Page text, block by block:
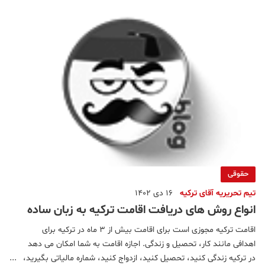
حقوقی
تیم تحریریه آقای ترکیه 16 دی 1402
انواع روش های دریافت اقامت ترکیه به زبان ساده
اقامت ترکیه مجوزی است برای اقامت بیش از ۳ ماه در ترکیه برای
اهدافی مانند کار، تحصیل و زندگی. اجازه اقامت به شما امکان می دهد
در ترکیه زندگی کنید، تحصیل کنید، ازدواج کنید، شماره مالیاتی بگیرید،